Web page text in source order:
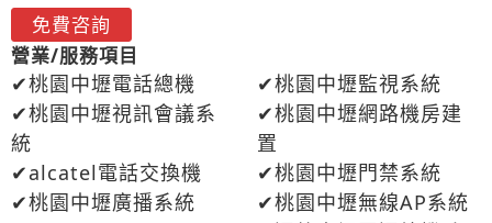
免費咨詢
營業/服務項目
桃園中壢電話總機
桃園中壢監視系統
桃園中壢視訊會議系
統
桃園中壢網路機房建
置
alcatel電話交換機
桃園中壢門禁系統
桃園中壢廣播系統
桃園中壢無線AP系統